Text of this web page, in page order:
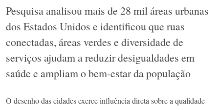
Pesquisa analisou mais de 28 mil áreas urbanas
dos Estados Unidos e identificou que ruas
conectadas, áreas verdes e diversidade de
serviços ajudam a reduzir desigualdades em
saúde e ampliam o bem-estar da população
O desenho das cidades exerce influência direta sobre a qualidade